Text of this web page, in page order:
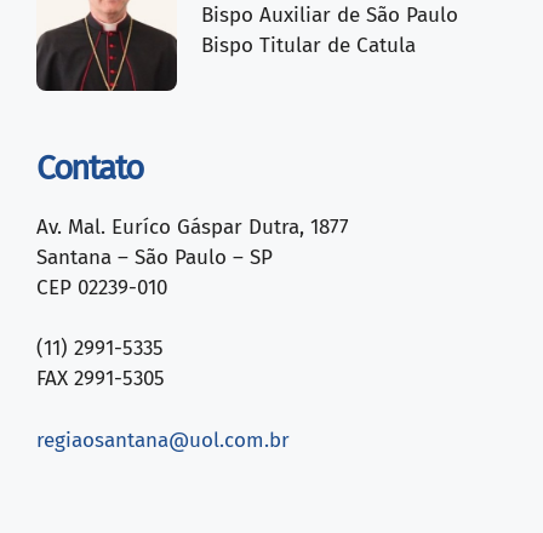
Bispo Auxiliar de São Paulo
Bispo Titular de Catula
Contato
Av. Mal. Euríco Gáspar Dutra, 1877
Santana – São Paulo – SP
CEP 02239-010
(11) 2991-5335
FAX 2991-5305
regiaosantana@uol.com.br